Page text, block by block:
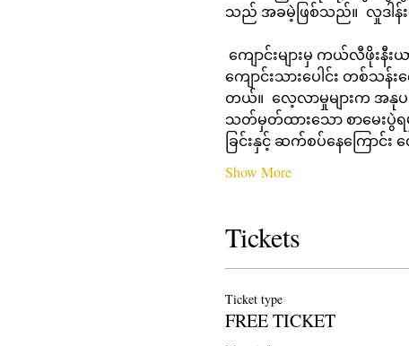
သည် အခမဲ့ဖြစ်သည်။  လှုဒါန်
ကျောင်းသားပေါင်း တစ်
တယ်။  လေ့လာမှုများက အနုပ
သတ်မှတ်ထားသော စာမေးပွဲရ
ခြင်းနှင့် ဆက်စပ်နေကြောင်း
Show More
Tickets
Ticket type
FREE TICKET